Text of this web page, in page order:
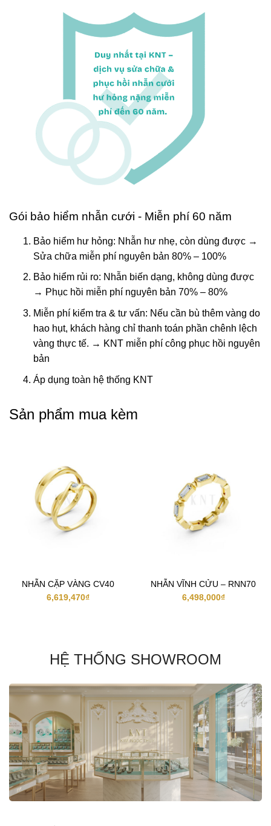
Gói bảo hiểm nhẫn cưới - Miễn phí 60 năm
Bảo hiểm hư hỏng: Nhẫn hư nhẹ, còn dùng được →
Sửa chữa miễn phí nguyên bản 80% – 100%
Bảo hiểm rủi ro: Nhẫn biến dạng, không dùng được
→ Phục hồi miễn phí nguyên bản 70% – 80%
Miễn phí kiểm tra & tư vấn: Nếu cần bù thêm vàng do
hao hụt, khách hàng chỉ thanh toán phần chênh lệch
vàng thực tế. → KNT miễn phí công phục hồi nguyên
bản
Áp dụng toàn hệ thống KNT
Sản phẩm mua kèm
NHẪN CẶP VÀNG CV40
6,619,470₫
NHẪN VĨNH CỬU – RNN70
6,498,000₫
HỆ THỐNG SHOWROOM